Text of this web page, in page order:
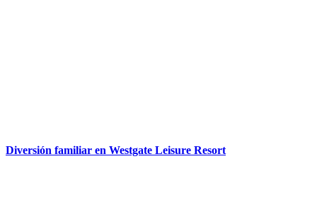
Diversión familiar en Westgate Leisure Resort